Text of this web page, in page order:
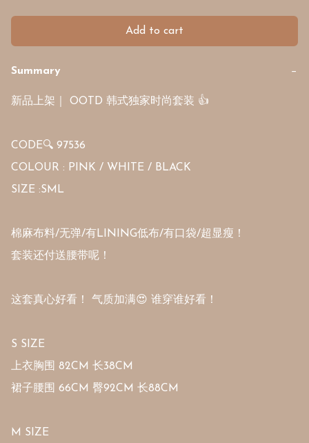
Add to cart
Summary −
新品上架｜ OOTD 韩式独家时尚套装 👍
CODE🔍 97536
COLOUR : PINK / WHITE / BLACK
SIZE :SML
棉麻布料/无弹/有LINING低布/有口袋/超显瘦！
套装还付送腰带呢！
这套真心好看！ 气质加满😍 谁穿谁好看！
S SIZE
上衣胸围 82CM 长38CM
裙子腰围 66CM 臀92CM 长88CM
M SIZE